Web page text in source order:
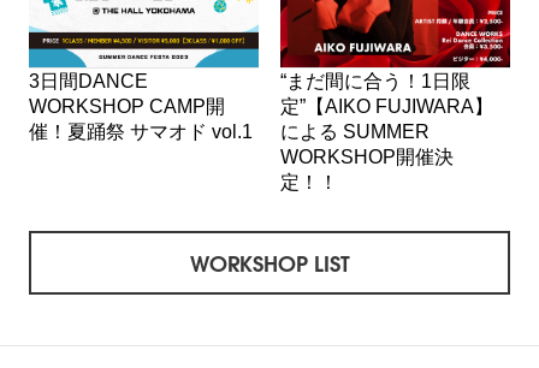
3日間DANCE
WORKSHOP CAMP開
催！夏踊祭 サマオド vol.1
“まだ間に合う！1日限
定”【AIKO FUJIWARA】
による SUMMER
WORKSHOP開催決
定！！
WORKSHOP LIST